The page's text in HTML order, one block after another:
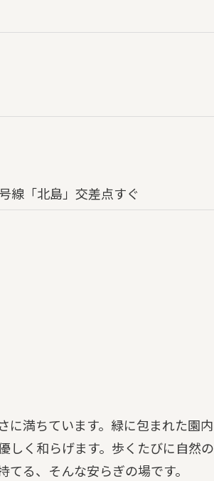
線「北島」交差点すぐ
に満ちています。緑に包まれた園内
しく和らげます。歩くたびに自然の
る、そんな安らぎの場です。